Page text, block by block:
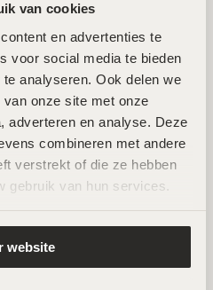
van cookies
en advertenties te
voor social media te bieden
analyseren. Ook delen we
onze site met onze
adverteren en analyse. Deze
combineren met andere
verstrekt of die ze hebben
gebruik van hun services.
website
Zuid. Hier werken ervaren
technieken voor
zijn goed bereikbaar en